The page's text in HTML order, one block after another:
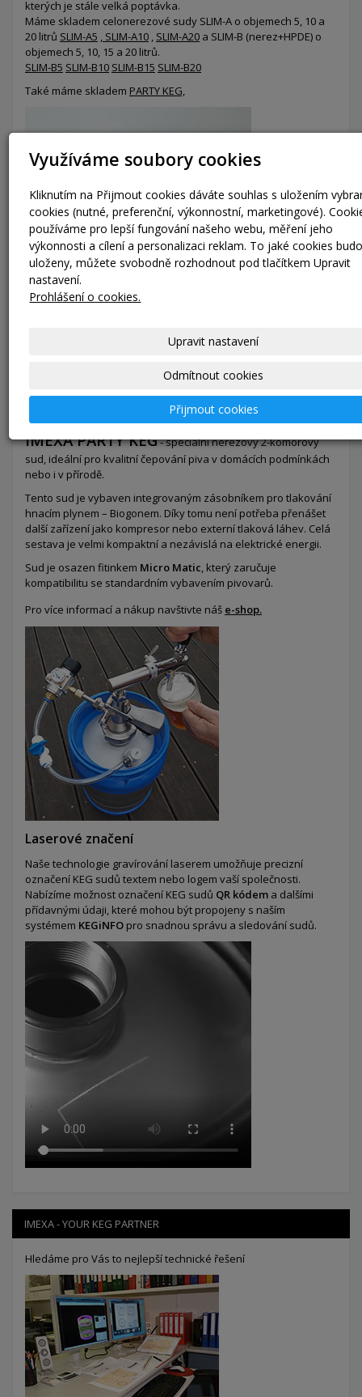
kterých je stále velká poptávka.
Máme skladem celonerezové sudy SLIM-A o objemech 5, 10 a
20 litrů SLIM-A5 , SLIM-A10 , SLIM-A20 a SLIM-B (nerez+HPDE) o
objemech 5, 10, 15 a 20 litrů.
SLIM-B5 SLIM-B10 SLIM-B15 SLIM-B20
Také máme skladem PARTY KEG,
Máte rádi dobře natočené pivo ?
IMEXA PARTY KEG- speciální nerezový 2-komorový
sud, ideální pro kvalitní čepování piva v domácích podmínkách
nebo i v přírodě.
Tento sud je vybaven integrovaným zásobníkem pro tlakování
hnacím plynem – Biogonem. Díky tomu není potřeba přenášet
další zařízení jako kompresor nebo externí tlaková láhev. Celá
sestava je velmi kompaktní a nezávislá na elektrické energii.
Sud je osazen fitinkem Micro Matic, který zaručuje
kompatibilitu se standardním vybavením pivovarů.
Pro více informací a nákup navštivte náš e-shop.
Laserové značení
Naše technologie gravírování laserem umožňuje precizní
označení KEG sudů textem nebo logem vaší společnosti.
Nabízíme možnost označení KEG sudů QR kódem a dalšími
přídavnými údaji, které mohou být propojeny s naším
systémem KEGiNFO pro snadnou správu a sledování sudů.
IMEXA - YOUR KEG PARTNER
Hledáme pro Vás to nejlepší technické řešení
Využíváme soubory cookies
Kliknutím na Přijmout cookies dáváte souhlas s uložením
cookies (nutné, preferenční, výkonnostní, marketingové).
používáme pro lepší fungování našeho webu, měření jeho
výkonnosti a cílení a personalizaci reklam. To jaké cookies
uloženy, můžete svobodně rozhodnout pod tlačítkem Upravit
nastavení.
Prohlášení o cookies.
Upravit nastavení
Odmítnout cookies
Přijmout cookies